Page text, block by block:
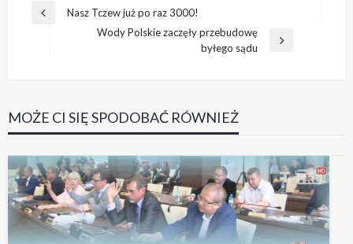
Nawigacja
Poprzedni
Nasz Tczew już po raz 3000!
Wody Polskie zaczęły przebudowę
byłego sądu
MOŻE CI SIĘ SPODOBAĆ RÓWNIEŻ